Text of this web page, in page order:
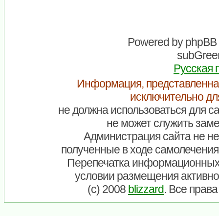
Powered byphpBB
Русская
Информация,
исключительно
не должна использоваться для
не может служить
Администрация сайта не
полученные в ходе
Перепечатка
условии размещения
(c) 2008 blizzard. Все